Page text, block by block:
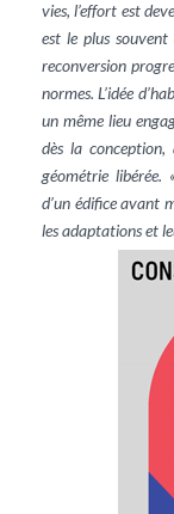
vies, l’effort est
est le plus
reconversion
normes. L’idée
un même lieu
dès la conception,
géométrie libérée.
d’un édifice avant
les adaptations et